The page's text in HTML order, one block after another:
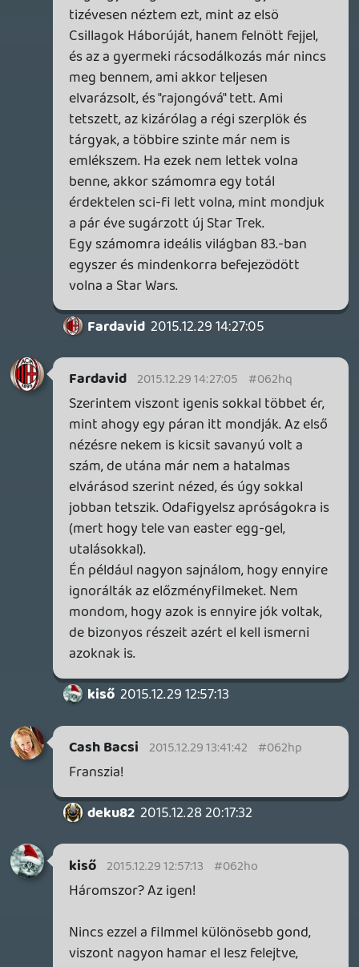
liquid 2015.12.27 19:36:12 #062hi
Sorry dude, ilyen az, amikor beteg vagy, és
akkora fájdalmas gombóc van a
torkodban, hogy akaratlanul is az orrodon
keresztül lélegzel, és egy telefonon
keresztül veszel fel mindent. Ezért nem
tapasztaltad korábban, és valószínűleg
ezért nem fogod tapasztalni a
későbbiekben sem.
gabi1818 2015.12.26 02:52:05
Necroman Mk2 2015.12.26 15:30:46 #062hh
A podcastet csak most hallgattam meg. 3
gondolat:
1. Liquid-nek a felvétel eleji elvárásár
analógiájára: az Ébredő erő nekem
kinézetre klasszikus SW volt, de érzésre
meg sztorira nem, karakterekre is csupán
részben.
2. Poe Dameron figurája egy az egyben
Wedge Antilles-nek, Luke barátjának és
pilótatársának a másolata az eredeti
trilógiából.
3. J.J. Abrams és stábja már a második
Űrszekerek mozifilmjénél is lényegében
egy remake-t csinált a Khan haragjából
(amit a mai napig a legjobb ST mozinak
tartanak). Emiatt utólag nem volt annyira
meglepő, hogy a Csillagok háborújánál is
gabi1818: Igen, ez engem is zavart kicsit. De
ez van, ha valaki telefonról podcastel.
CeXzer 2015.12.26 08:06:56 #062hg
Igen, ezen én is felkacagtam picit 🙂
Végülis a Star Trek csak 6 sorozat, 13 film,
a könyveken, képregényeken kívül. És a
világa sincs kidolgozva picit sem 😃
Fórumozó 2015.12.26 00:31:16
gabi1818
hát baszsus, már elnézést, de ez MI?! olyan
szinten felbaszott, nem tudtam mi bajom
van, már tiszta ideg voltam aztán rájöttem
hogy Liquid itt szuszog meg minden féle
hangokat ad ki a felső testnyílásaiból az
már bocs, de hogy lehet így beszélni
egyáltalán, csomó kérdésnél, vagy csak
stílusban beszélsz hogy anyám szájba
nem akarlak megbántani de ez most
kritikán aluli volt, ezt nem tapasztaltam
korábbi felvételek során....